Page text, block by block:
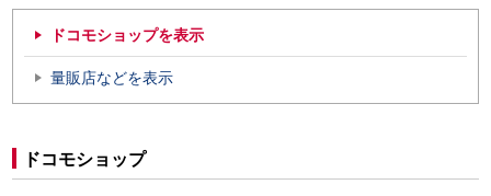
ドコモショップを表示
量販店などを表示
ドコモショップ